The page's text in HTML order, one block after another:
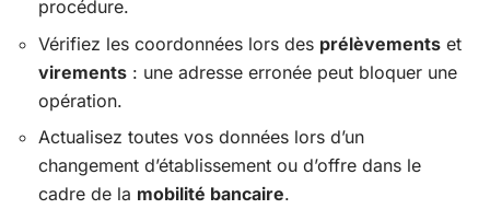
procédure.
Vérifiez les coordonnées lors des prélèvements et
virements : une adresse erronée peut bloquer une
opération.
Actualisez toutes vos données lors d’un
changement d’établissement ou d’offre dans le
cadre de la mobilité bancaire.